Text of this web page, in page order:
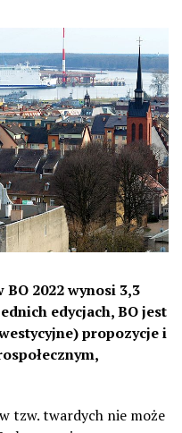
2022 wynosi 3,3
edycjach, BO jest
propozycje i
tzw. twardych nie może